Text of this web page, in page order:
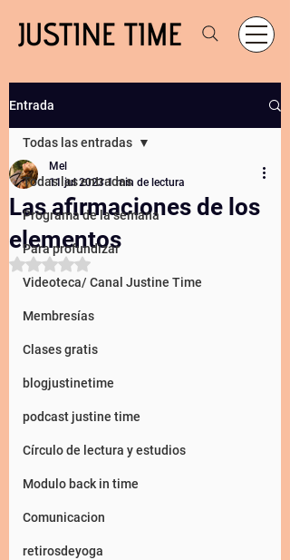
Entrada
Todas las entradas
Programa de la semana
Para profundizar
Videoteca/ Canal Justine Time
Membresías
Clases gratis
blogjustinetime
podcast justine time
Círculo de lectura y estudios
Modulo back in time
Comunicacion
retirosdeyoga
Todas las entradas
Las afirmaciones de los
elementos
Mel
11 jul 2023 1 min de lectura
Obtuvo NaN de 5 estrellas.